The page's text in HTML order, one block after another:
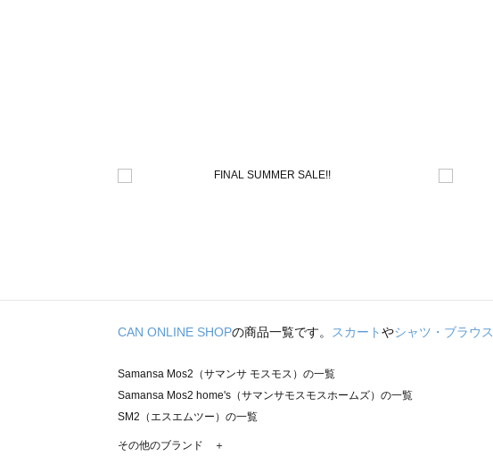
CAN ONLINE SHOPの商品一覧です。 スカートやシャツ・ブラウス
Samansa Mos2（サマンサ モスモス）の一覧
Samansa Mos2 home's（サマンサモスモスホームズ）の一覧
SM2（エスエムツー）の一覧
TSUHARU by Samansa Mos2（ツハルバイサマンサモスモス）の一覧
その他のブランド ＋